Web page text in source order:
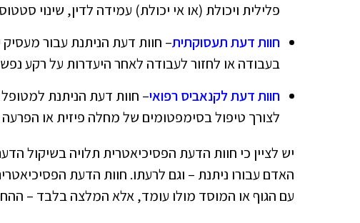
פלילית ויכולת (או אי יכולת) עמידה לדין, שינוי
חוות דעת תעסוקתית– חוות דעת הניתנת עבור
בעבודה או לחזור לעבודה לאחר היעדרות על רקע
חוות דעת לקנאביס רפואי– חוות דעת הניתנת
לצורך טיפול בסימפטומים של מחלה פיזית או
יש לציין כי חוות הדעת הפסיכיאטרית תלויה בשיקול
האדם עבורו ניתנת – וגם לרעתו. חוות הדעת
עם הגוף או המוסד מולו עומד, אלא המלצה בלבד –